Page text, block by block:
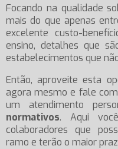
Focando na qualidade
mais do que apenas
excelente custo-
ensino, detalhes que
estabelecimentos que
Então, aproveite esta
agora mesmo e fale
um atendimento
normativos. Aqui
colaboradores que
ramo e terão o maior